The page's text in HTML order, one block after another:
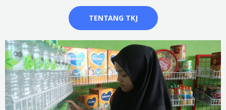
TENTANG TKJ